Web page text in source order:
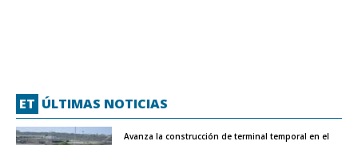
ET ÚLTIMAS NOTICIAS
Avanza la construcción de terminal temporal en el